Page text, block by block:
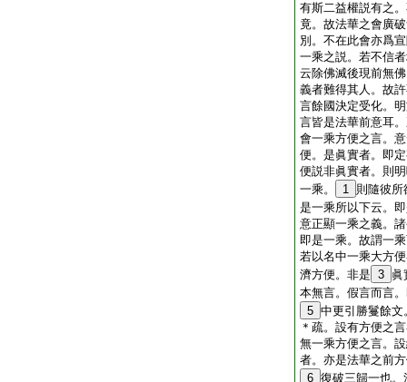
有斯二益權説有之
竟。故法華之會廣
別。不在此會亦爲
一乘之説。若不信
云除佛滅後現前無
義者難得其人。故
言餘國決定受化。
言皆是法華前意耳
會一乘方便之言。
便。是眞實者。即
便説非眞實者。則
一乘。
1 則隨彼
是一乘所以下云。
意正顯一乘之義。
即是一乘。故謂一
若以名中一乘大方
濟方便。非是 3 眞
本無言。假言而言
5 中更引勝鬘餘
＊疏。設有方便之
無一乘方便之言。
者。亦是法華之前
6 復破三歸一也